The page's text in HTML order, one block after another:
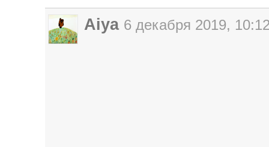
Aiya 6 декабря 2019,